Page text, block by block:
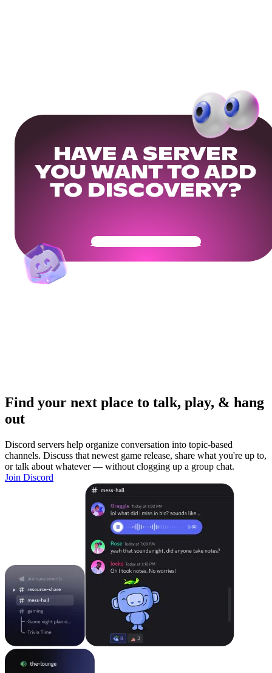
HAVE A SERVER
YOU WANT TO ADD
TO DISCOVERY?
Get Your Community Ready
Find your next place to talk, play, & hang
out
Discord servers help organize conversation into topic-based
channels. Discuss that newest game release, share what you're up to,
or talk about whatever — without clogging up a group chat.
Join Discord